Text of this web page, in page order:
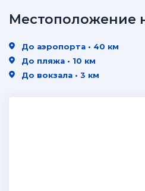
Местоположение
До аэропорта • 40 км
До пляжа • 10 км
До вокзала • 3 км